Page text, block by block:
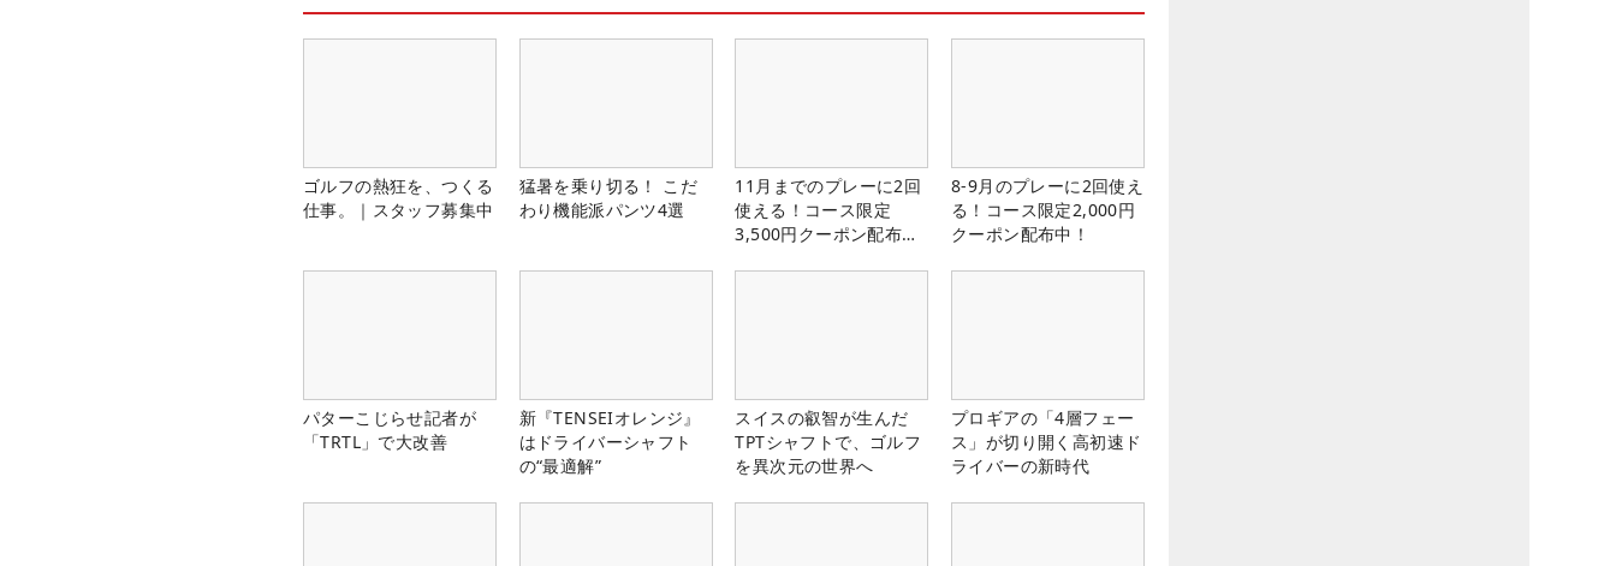
ゴルフの熱狂を、つくる
仕事。｜スタッフ募集中
猛暑を乗り切る！ こだ
わり機能派パンツ4選
11月までのプレーに2回
使える！コース限定
3,500円クーポン配布
8-9月のプレーに2回使え
る！コース限定2,000円
クーポン配布中！
パターこじらせ記者が
「TRTL」で大改善
新『TENSEIオレンジ』
はドライバーシャフト
の“最適解”
スイスの叡智が生んだ
TPTシャフトで、ゴルフ
を異次元の世界へ
プロギアの「4層フェー
ス」が切り開く高初速ド
ライバーの新時代